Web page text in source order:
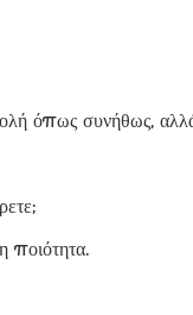
όπως συνήθως, αλλά
ποιότητα.